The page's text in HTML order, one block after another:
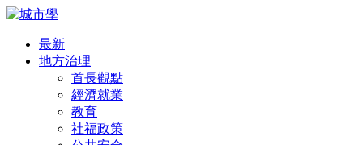
最新
地方治理
首長觀點
經濟就業
教育
社福政策